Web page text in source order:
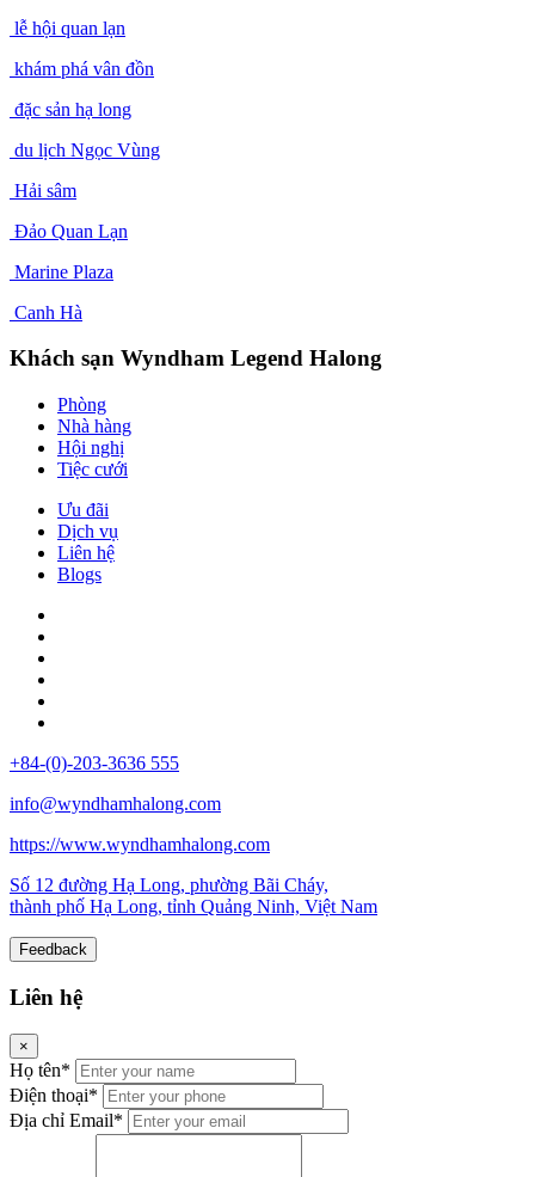
lễ hội quan lạn
khám phá vân đồn
đặc sản hạ long
du lịch Ngọc Vùng
Hải sâm
Đảo Quan Lạn
Marine Plaza
Canh Hà
Khách sạn Wyndham Legend Halong
Phòng
Nhà hàng
Hội nghị
Tiệc cưới
Ưu đãi
Dịch vụ
Liên hệ
Blogs
+84-(0)-203-3636 555
info@wyndhamhalong.com
https://www.wyndhamhalong.com
Số 12 đường Hạ Long, phường Bãi Cháy,
thành phố Hạ Long, tỉnh Quảng Ninh, Việt Nam
Feedback
Liên hệ
×
Họ tên*
Điện thoại*
Địa chỉ Email*